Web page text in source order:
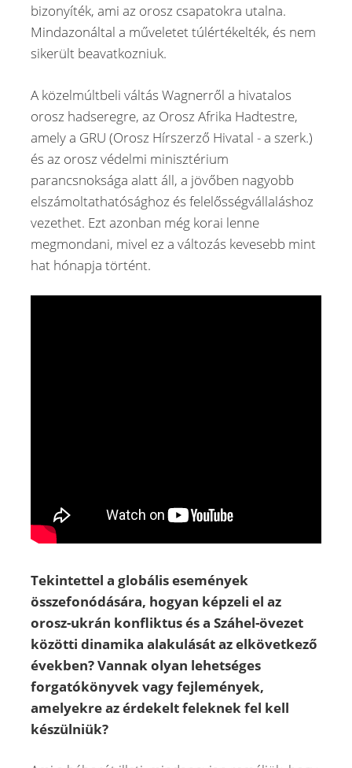
bizonyíték, ami az orosz csapatokra utalna.
Mindazonáltal a műveletet túlértékelték, és nem
sikerült beavatkozniuk.
A közelmúltbeli váltás Wagnerről a hivatalos
orosz hadseregre, az Orosz Afrika Hadtestre,
amely a GRU (Orosz Hírszerző Hivatal - a szerk.)
és az orosz védelmi minisztérium
parancsnoksága alatt áll, a jövőben nagyobb
elszámoltathatósághoz és felelősségvállaláshoz
vezethet. Ezt azonban még korai lenne
megmondani, mivel ez a változás kevesebb mint
hat hónapja történt.
Tekintettel a globális események
összefonódására, hogyan képzeli el az
orosz-ukrán konfliktus és a Száhel-övezet
közötti dinamika alakulását az elkövetkező
években? Vannak olyan lehetséges
forgatókönyvek vagy fejlemények,
amelyekre az érdekelt feleknek fel kell
készülniük?